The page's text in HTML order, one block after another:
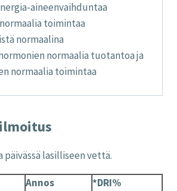
aineenvaihduntaa
toimintaa
normaalina
normaalia tuotantoa ja
normaalia toimintaa
päivässä lasilliseen vettä.
Annos
*DRI%